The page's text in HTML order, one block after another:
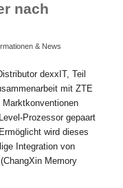
nach
& News
dexxIT, Teil
mit ZTE
Prozessor gepaart
wird dieses
Integration von
Memory